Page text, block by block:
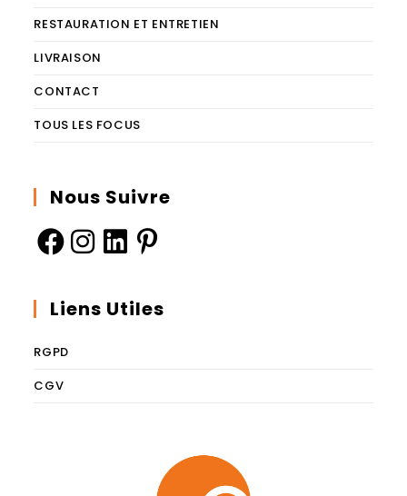
RESTAURATION ET ENTRETIEN
LIVRAISON
CONTACT
TOUS LES FOCUS
Nous Suivre
Liens Utiles
RGPD
CGV